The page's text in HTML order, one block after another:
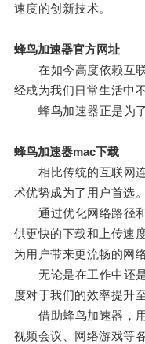
速度的创新技术。
蜂鸟加速器官方网址
在如今高度依赖互联
经成为我们日常生活中
蜂鸟加速器正是为了
蜂鸟加速器mac下载
相比传统的互联网连
术优势成为了用户首选。
通过优化网络路径和
供更快的下载和上传速
为用户带来更流畅的网
无论是在工作中还是
度对于我们的效率提升
借助蜂鸟加速器，用
视频会议、网络游戏等